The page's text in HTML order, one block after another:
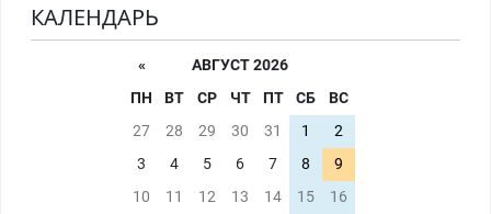
КАЛЕНДАРЬ
«
АВГУСТ 2026
ПН
ВТ СР ЧТ ПТ СБ
ВС
27
28 29 30 31 1
2
3
4 5 6 7 8
9
10
11 12 13 14 15
16